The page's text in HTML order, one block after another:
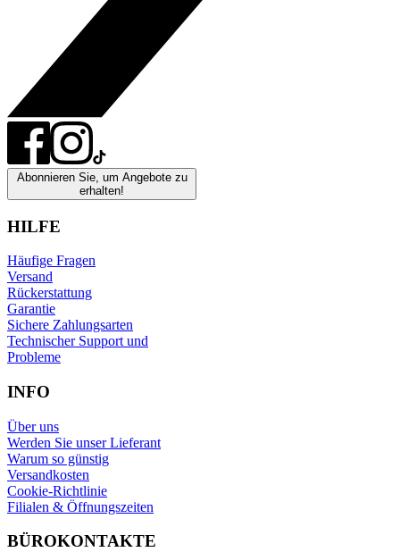
Abonnieren Sie, um Angebote zu
erhalten!
HILFE
Häufige Fragen
Versand
Rückerstattung
Garantie
Sichere Zahlungsarten
Technischer Support und
Probleme
INFO
Über uns
Werden Sie unser Lieferant
Warum so günstig
Versandkosten
Cookie-Richtlinie
Filialen & Öffnungszeiten
BÜROKONTAKTE